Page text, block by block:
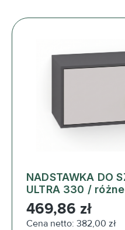
NADSTAWKA DO
ULTRA 330 /
Cena regularna:
469,86 zł
Cena netto: 382,00 zł